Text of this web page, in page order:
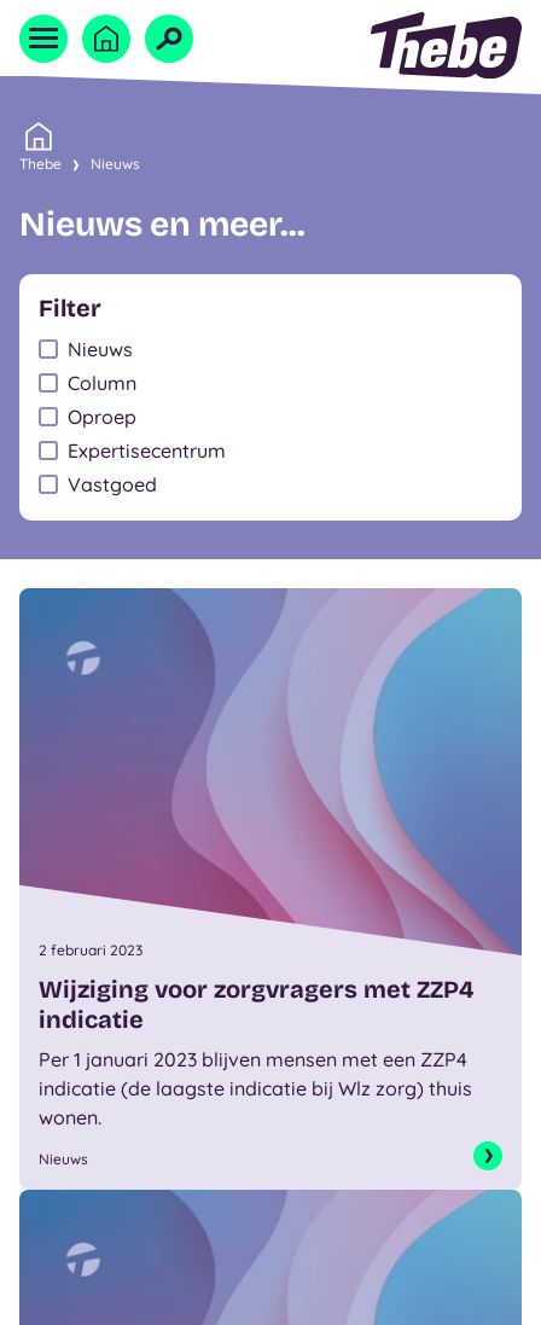
Home
Naar homepage
Thebe Nieuws
Filter
Nieuws
Column
Oproep
Expertisecentrum
Vastgoed
Nieuws en meer...
2 februari 2023
Wijziging voor zorgvragers met ZZP4
indicatie
Per 1 januari 2023 blijven mensen met een ZZP4
indicatie (de laagste indicatie bij Wlz zorg) thuis
wonen.
Nieuws